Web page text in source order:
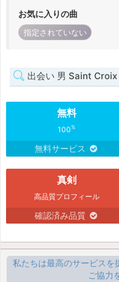
お気に入りの曲
指定されていない
出会い 男 Saint
無料
100%
無料サービス
真剣
高品質プロフィール
確認済み品質
私たちは最高のサービスを
ご協力